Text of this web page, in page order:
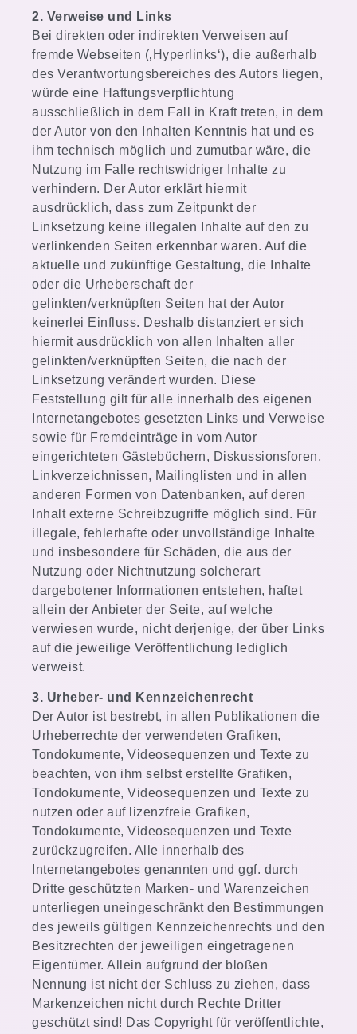
2. Verweise und Links
Bei direkten oder indirekten Verweisen auf
fremde Webseiten (‚Hyperlinks‘), die außerhalb
des Verantwortungsbereiches des Autors liegen,
würde eine Haftungsverpflichtung
ausschließlich in dem Fall in Kraft treten, in dem
der Autor von den Inhalten Kenntnis hat und es
ihm technisch möglich und zumutbar wäre, die
Nutzung im Falle rechtswidriger Inhalte zu
verhindern. Der Autor erklärt hiermit
ausdrücklich, dass zum Zeitpunkt der
Linksetzung keine illegalen Inhalte auf den zu
verlinkenden Seiten erkennbar waren. Auf die
aktuelle und zukünftige Gestaltung, die Inhalte
oder die Urheberschaft der
gelinkten/verknüpften Seiten hat der Autor
keinerlei Einfluss. Deshalb distanziert er sich
hiermit ausdrücklich von allen Inhalten aller
gelinkten/verknüpften Seiten, die nach der
Linksetzung verändert wurden. Diese
Feststellung gilt für alle innerhalb des eigenen
Internetangebotes gesetzten Links und Verweise
sowie für Fremdeinträge in vom Autor
eingerichteten Gästebüchern, Diskussionsforen,
Linkverzeichnissen, Mailinglisten und in allen
anderen Formen von Datenbanken, auf deren
Inhalt externe Schreibzugriffe möglich sind. Für
illegale, fehlerhafte oder unvollständige Inhalte
und insbesondere für Schäden, die aus der
Nutzung oder Nichtnutzung solcherart
dargebotener Informationen entstehen, haftet
allein der Anbieter der Seite, auf welche
verwiesen wurde, nicht derjenige, der über Links
auf die jeweilige Veröffentlichung lediglich
verweist.
3. Urheber- und Kennzeichenrecht
Der Autor ist bestrebt, in allen Publikationen die
Urheberrechte der verwendeten Grafiken,
Tondokumente, Videosequenzen und Texte zu
beachten, von ihm selbst erstellte Grafiken,
Tondokumente, Videosequenzen und Texte zu
nutzen oder auf lizenzfreie Grafiken,
Tondokumente, Videosequenzen und Texte
zurückzugreifen. Alle innerhalb des
Internetangebotes genannten und ggf. durch
Dritte geschützten Marken- und Warenzeichen
unterliegen uneingeschränkt den Bestimmungen
des jeweils gültigen Kennzeichenrechts und den
Besitzrechten der jeweiligen eingetragenen
Eigentümer. Allein aufgrund der bloßen
Nennung ist nicht der Schluss zu ziehen, dass
Markenzeichen nicht durch Rechte Dritter
geschützt sind! Das Copyright für veröffentlichte,